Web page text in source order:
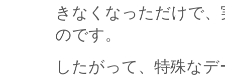
きなくなっただけで
のです。
したがって、特殊な